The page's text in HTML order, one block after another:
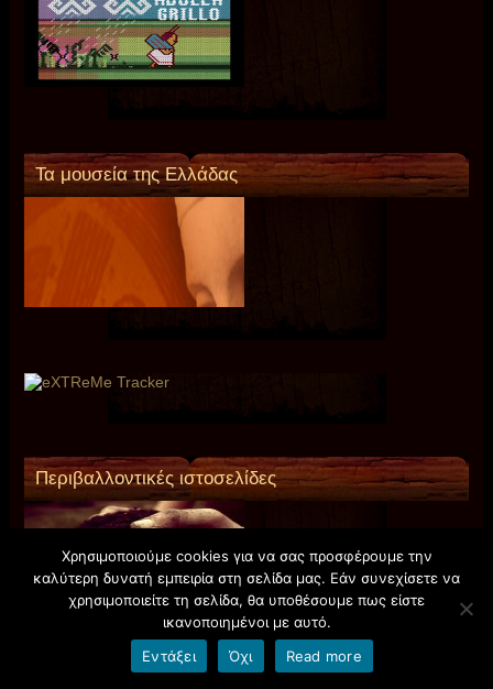
Τα μουσεία της Ελλάδας
Περιβαλλοντικές ιστοσελίδες
Χρησιμοποιούμε cookies για να σας προσφέρουμε την
καλύτερη δυνατή εμπειρία στη σελίδα μας. Εάν συνεχίσετε να
χρησιμοποιείτε τη σελίδα, θα υποθέσουμε πως είστε
ικανοποιημένοι με αυτό.
Εντάξει
Όχι Read more